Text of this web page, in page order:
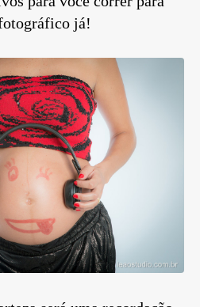
já!